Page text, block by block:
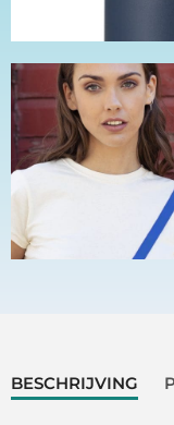
BESCHRIJVING